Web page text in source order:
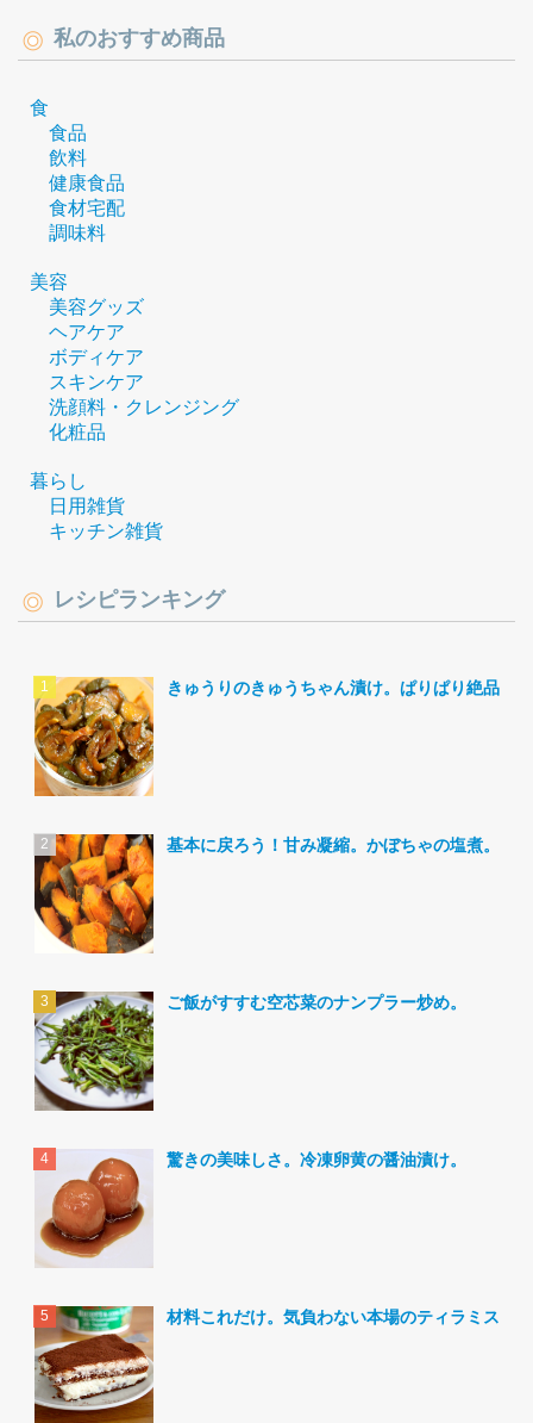
私のおすすめ商品
食
食品
飲料
健康食品
食材宅配
調味料
美容
美容グッズ
ヘアケア
ボディケア
スキンケア
洗顔料・クレンジング
化粧品
暮らし
日用雑貨
キッチン雑貨
レシピランキング
きゅうりのきゅうちゃん漬け。ぱりぱり絶品。
基本に戻ろう！甘み凝縮。かぼちゃの塩煮。
ご飯がすすむ空芯菜のナンプラー炒め。
驚きの美味しさ。冷凍卵黄の醤油漬け。
材料これだけ。気負わない本場のティラミス。